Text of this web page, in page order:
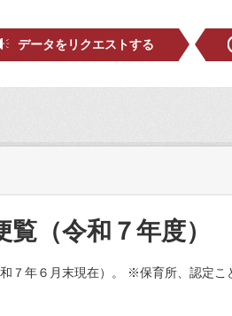
データをリクエストする
（令和７年度）
７年６月末現在）。 ※保育所、認定こ